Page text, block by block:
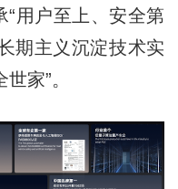
用户至上、安全第
期主义沉淀技术实
家”。